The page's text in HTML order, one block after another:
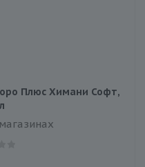
Плюс Химани Софт,